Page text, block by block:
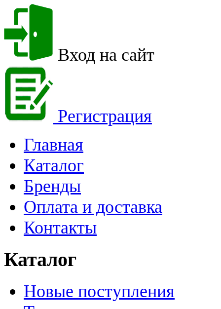
Вход на сайт
Регистрация
Главная
Каталог
Бренды
Оплата и доставка
Контакты
Каталог
Новые поступления